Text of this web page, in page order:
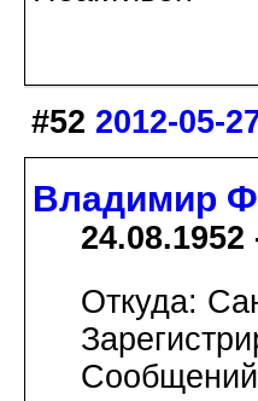
#52 2012-05-
Владимир
24.08.1952
Откуда: